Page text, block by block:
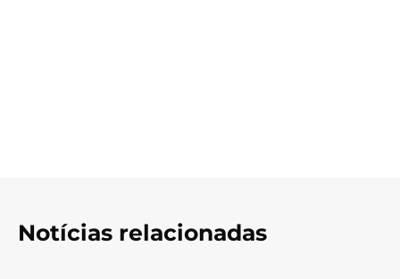
Notícias relacionadas